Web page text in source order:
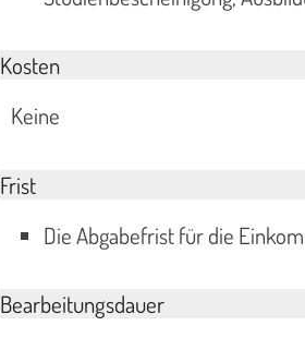
Kosten
Keine
Frist
Die Abgabefrist für die
Bearbeitungsdauer